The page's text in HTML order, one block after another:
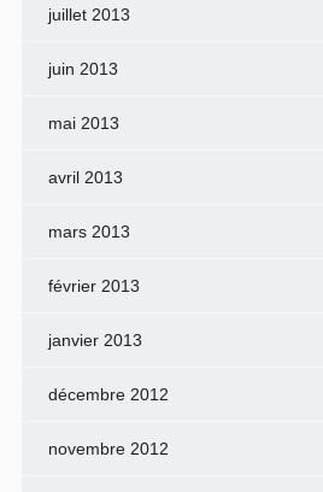
juillet 2013
juin 2013
mai 2013
avril 2013
mars 2013
février 2013
janvier 2013
décembre 2012
novembre 2012